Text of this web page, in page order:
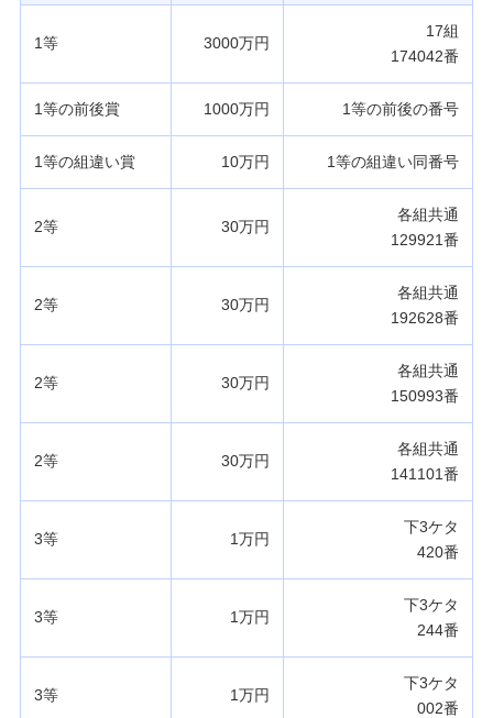
みずほ銀行について
1等 3000万円
17組
174042番
1等の前後賞 1000万円 1等の前後の番号
1等の組違い賞 10万円 1等の組違い同番号
2等 30万円
各組共通
129921番
2等 30万円
各組共通
192628番
2等 30万円
各組共通
150993番
2等 30万円
各組共通
141101番
3等 1万円
下3ケタ
420番
3等 1万円
下3ケタ
244番
3等 1万円
下3ケタ
002番